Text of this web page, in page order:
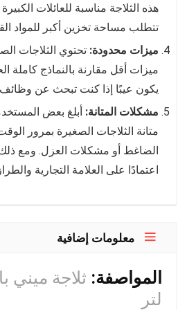
هذه الثلاجة مناسبة للعائلات
تتطلب مساحة تخزين أكبر للمواد
ميزات محدودة: تحتوي الثلاجات
ميزات أقل مقارنة بالنماذج كاملة
يكون عيبًا إذا كنت تبحث عن
مشكلات المتانة: أبلغ بعض
متانة الثلاجات الصغيرة بمرور
الضاغط أو مشكلات العزل. ومع
اعتمادًا على العلامة التجارية
معلومات إضافية
المواصفة:
لتر